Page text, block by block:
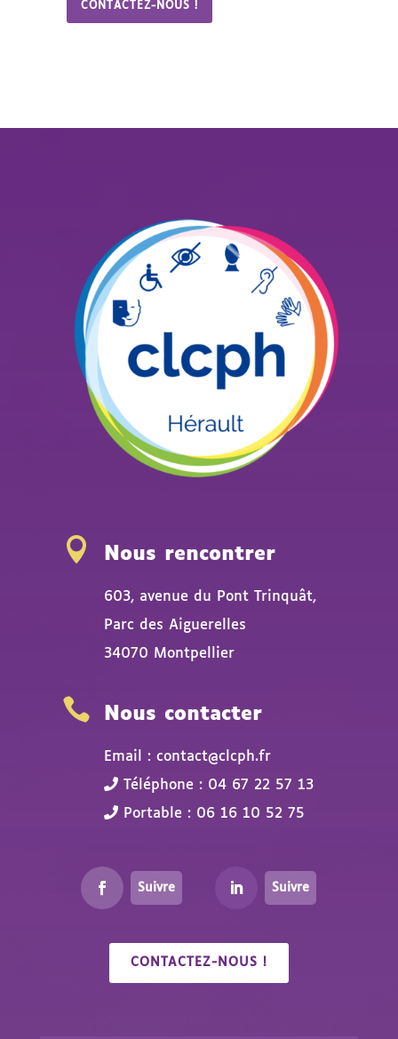
CONTACTEZ-NOUS !
 Nous rencontrer
603, avenue du Pont Trinquât,
Parc des Aiguerelles
34070 Montpellier
 Nous contacter
Email : contact@clcph.fr
Téléphone : 04 67 22 57 13
Portable : 06 16 10 52 75
Suivre Suivre
CONTACTEZ-NOUS !